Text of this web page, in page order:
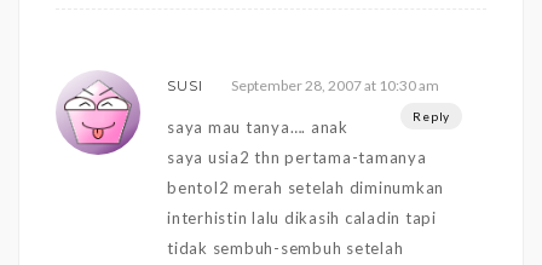
SUSI September 28, 2007 at 10:30 am
Reply
saya mau tanya…. anak
saya usia2 thn pertama-tamanya
bentol2 merah setelah diminumkan
interhistin lalu dikasih caladin tapi
tidak sembuh-sembuh setelah